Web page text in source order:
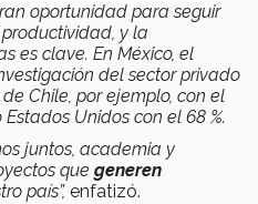
oportunidad para seguir
y la
es clave. En México, el
del sector privado
Chile, por ejemplo, con el
Unidos con el 68 %.
juntos, academia y
que generen
país”, enfatizó.